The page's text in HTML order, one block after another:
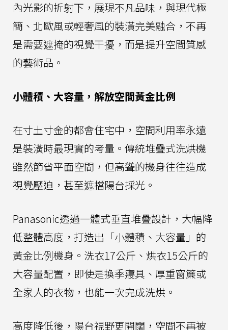
內光影的折射下，展現不凡品味，與現代極
簡、北歐風或輕奢風的裝潢完美融合，不再
是需要遮掩的視覺干擾，而是提升空間質感
的藝術品。
小體積、大容量，解放空間黃金比例
在寸土寸金的都會住宅中，空間利用率永遠
是裝潢時最現實的考量。傳統堆疊式洗烘機
雖然節省平面空間，但高聳的機身往往造成
視覺壓迫，甚至遮擋陽台採光。
Panasonic透過一體式垂直堆疊設計，大幅降
低整體高度，打造出「小體積、大容量」的
黃金比例機身。洗衣17公斤、烘衣15公斤的
大容量配置，即使是換季寢具、厚重窗簾或
全家人的衣物，也能一次完成洗烘。
高度降低後，陽台視野更開闊，空間不再被